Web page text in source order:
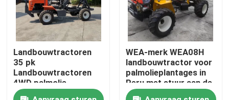
Fabriekstocht
Kwaliteitscontrole
NEEM CONTACT MET ONS OP
Landbouwtractoren
35 pk
Landbouwtractoren
4WD palmolie
WEA-merk WEA08H
landbouwtractor voor
palmolieplantages in
Peru met stuur aan de
voorwiel